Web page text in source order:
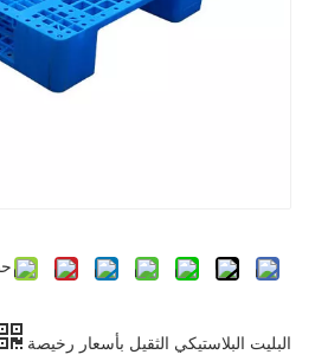
البليت البلاستيكي الثقيل بأسعار رخيصة